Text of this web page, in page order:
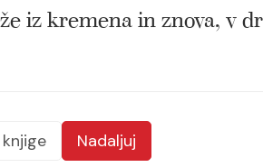
iz kremena in znova, v
Nadaljuj